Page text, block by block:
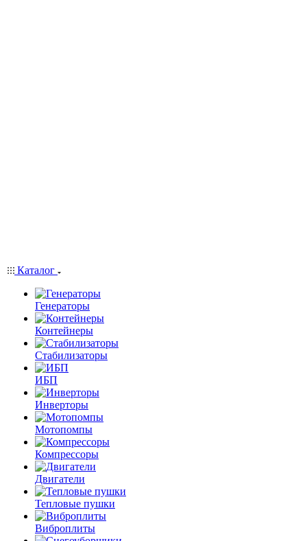
Каталог
Генераторы
Контейнеры
Стабилизаторы
ИБП
Инверторы
Мотопомпы
Компрессоры
Двигатели
Тепловые пушки
Виброплиты